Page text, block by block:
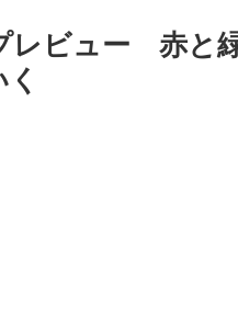
レビュー 赤と